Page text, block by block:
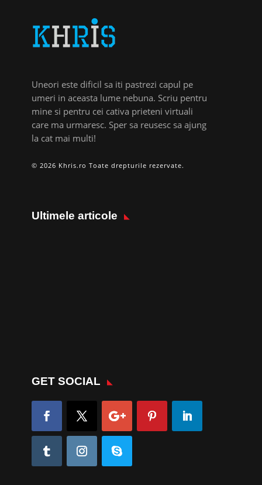
Uneori este dificil sa iti pastrezi capul pe
umeri in aceasta lume nebuna. Scriu pentru
mine si pentru cei cativa prieteni virtuali
care ma urmaresc. Sper sa reusesc sa ajung
la cat mai multi!
© 2026 Khris.ro Toate drepturile rezervate.
Ultimele articole
GET SOCIAL